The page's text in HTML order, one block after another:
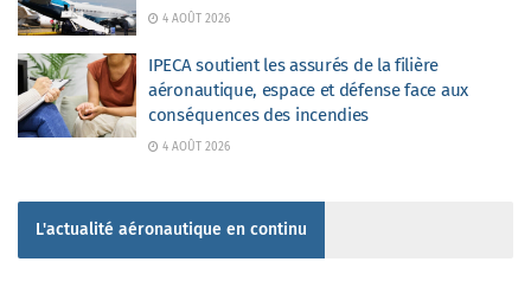
4 AOÛT 2026
IPECA soutient les assurés de la filière
aéronautique, espace et défense face aux
conséquences des incendies
4 AOÛT 2026
L'actualité aéronautique en continu